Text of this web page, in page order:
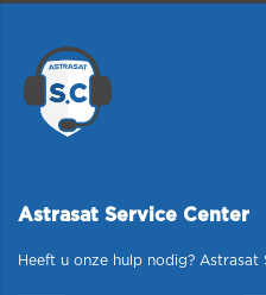
Astrasat Service Center
Heeft u onze hulp nodig? Astrasat